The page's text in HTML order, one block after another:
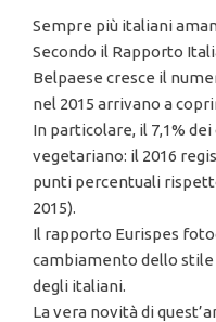
Sempre più italiani
Secondo il Rapporto
Belpaese cresce il
nel 2015 arrivano a
In particolare, il 7,1%
vegetariano: il 2016
punti percentuali
2015).
Il rapporto Eurispes
cambiamento dello
degli italiani.
La vera novità di